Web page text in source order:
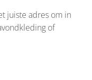
juiste adres om in
of